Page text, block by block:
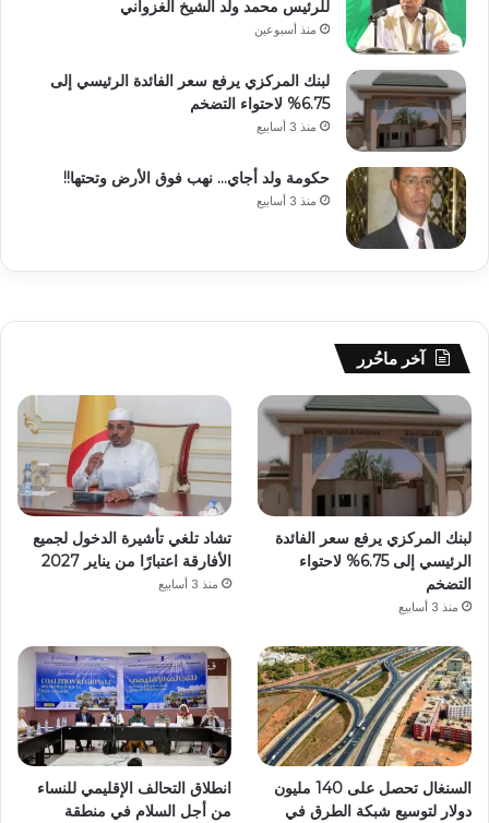
للرئيس محمد ولد الشيخ الغزواني
منذ أسبوعين
لبنك المركزي يرفع سعر الفائدة الرئيسي إلى
6.75% لاحتواء التضخم
منذ 3 أسابيع
حكومة ولد أجاي… نهب فوق الأرض وتحتها!!
منذ 3 أسابيع
آخر ماحُرر
لبنك المركزي يرفع سعر الفائدة
الرئيسي إلى 6.75% لاحتواء
التضخم
منذ 3 أسابيع
تشاد تلغي تأشيرة الدخول لجميع
الأفارقة اعتبارًا من يناير 2027
منذ 3 أسابيع
السنغال تحصل على 140 مليون
دولار لتوسيع شبكة الطرق في
انطلاق التحالف الإقليمي للنساء
من أجل السلام في منطقة